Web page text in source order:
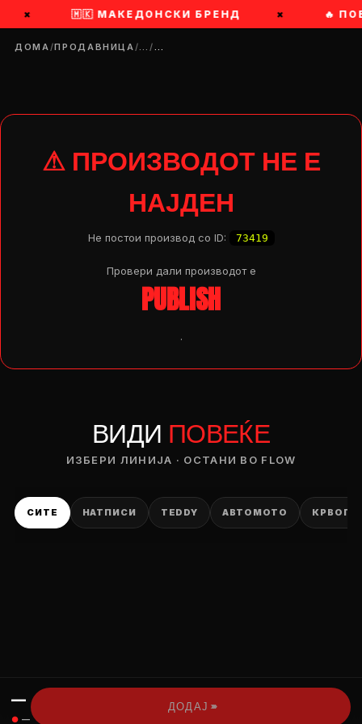
× 🇲🇰 МАКЕДОНСКИ БРЕНД × 🔥
ДОМА/ПРОДАВНИЦА/…/…
⚠ ПРОИЗВОДОТ НЕ Е
НАЈДЕН
Не постои производ со ID: 73419
Провери дали производот e
PUBLISH
.
ВИДИ ПОВЕЌЕ
ИЗБЕРИ ЛИНИЈА · ОСТАНИ ВО FLOW
СИТЕ НАТПИСИ TEDDY АВТОМОТО
—
● —
ДОДАЈ ›››